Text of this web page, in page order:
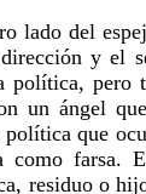
lado del
y el
política, pero
un ángel
que
como farsa.
residuo o